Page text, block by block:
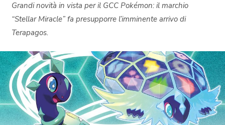
Grandi novità in vista per il GCC Pokémon: il marchio
“Stellar Miracle” fa presupporre l’imminente arrivo di
Terapagos.